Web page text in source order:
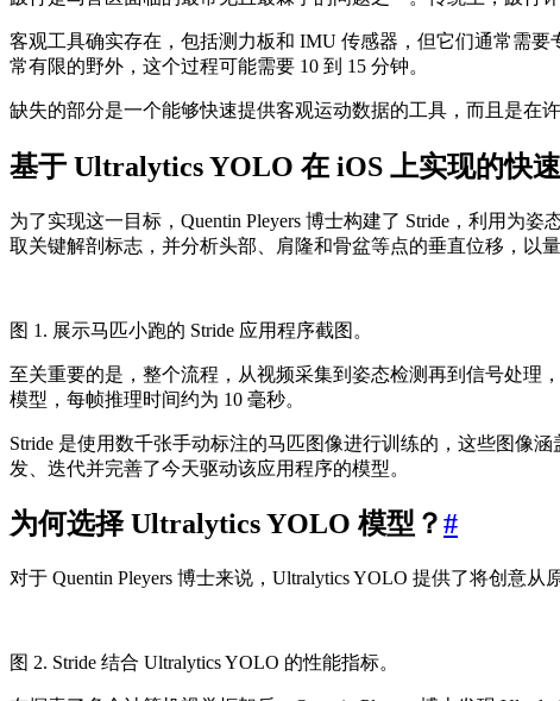
客观工具确实存在，包括测力板和 IMU 传感器，但它们通常需
常有限的野外，这个过程可能需要 10 到 15 分钟。
缺失的部分是一个能够快速提供客观运动数据的工具，而且是在
基于 Ultralytics YOLO 在 iOS 上实现的快
为了实现这一目标，Quentin Pleyers 博士构建了 Stride，利用为
取关键解剖标志，并分析头部、肩隆和骨盆等点的垂直位移，以量
图 1. 展示马匹小跑的 Stride 应用程序截图。
至关重要的是，整个流程，从视频采集到姿态检测再到信号处理
模型，每帧推理时间约为 10 毫秒。
Stride 是使用数千张手动标注的马匹图像进行训练的，这些图像
发、迭代并完善了今天驱动该应用程序的模型。
为何选择 Ultralytics YOLO 模型？#
对于 Quentin Pleyers 博士来说，Ultralytics YOLO 提供了将创意
图 2. Stride 结合 Ultralytics YOLO 的性能指标。